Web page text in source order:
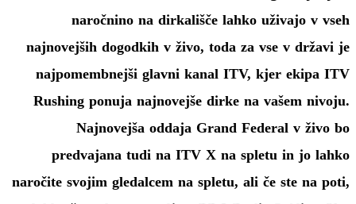
naročnino na dirkališče lahko uživajo v vseh
najnovejših dogodkih v živo, toda za vse v državi je
najpomembnejši glavni kanal ITV, kjer ekipa ITV
Rushing ponuja najnovejše dirke na vašem nivoju.
Najnovejša oddaja Grand Federal v živo bo
predvajana tudi na ITV X na spletu in jo lahko
naročite svojim gledalcem na spletu, ali če ste na poti,